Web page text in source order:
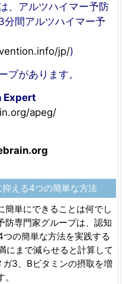
、アルツハイマー予防
分間アルツハイマー予
jp/)
プがあります。
Expert
apeg/
える4つの簡単な方法
簡単にできることは何でし
防専門家グループは、認知
の簡単な方法を実践する
にまで減らせると計算して
3、Bビタミンの摂取を増